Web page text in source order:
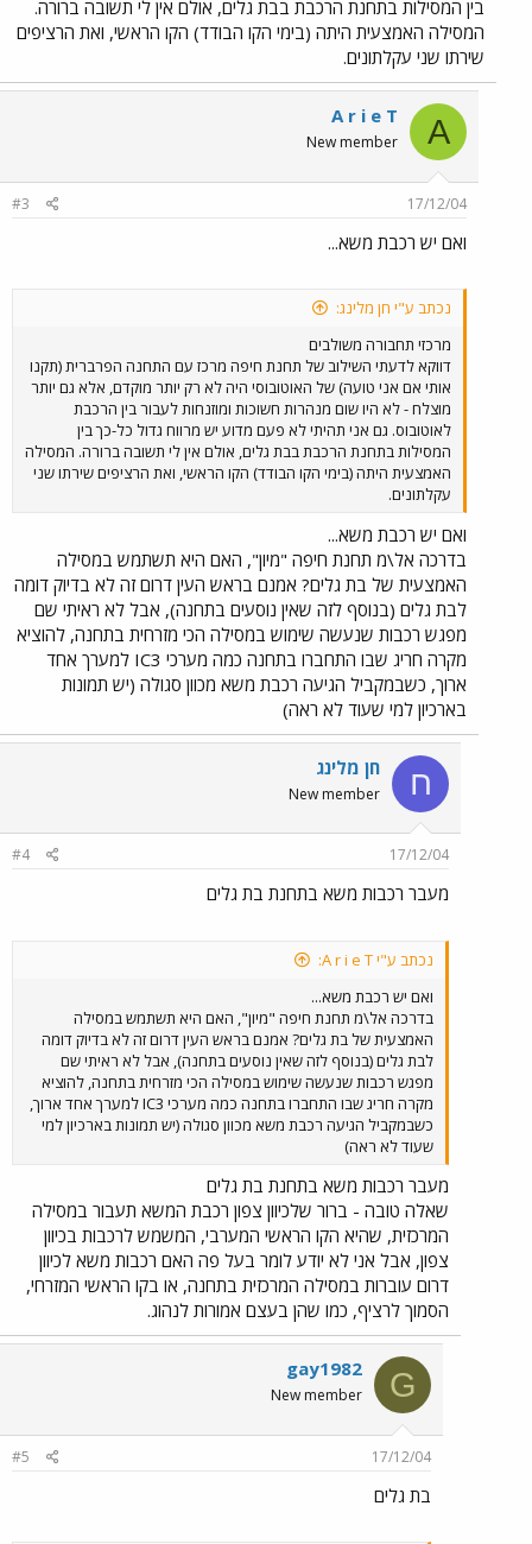
בין המסילות בתחנת הרכבת בבת גלים, אולם אין לי תשובה ברורה.
המסילה האמצעית היתה (בימי הקו הבודד) הקו הראשי, ואת הרציפים
שירתו שני עקלתונים.
A
A r i e T
New member
17/12/04
#3
ואם יש רכבת משא...
נכתב ע"י חן מלינג:
מרכזי תחבורה משולבים
דווקא לדעתי השילוב של תחנת חיפה מרכז עם התחנה הפרברית (תקנו
אותי אם אני טועה) של האוטובוסי היה לא רק יותר מוקדם, אלא גם יותר
מוצלח - לא היו שום מנהרות חשוכות ומוזנחות לעבור בין הרכבת
לאוטובוס. גם אני תהיתי לא פעם מדוע יש מרווח גדול כל-כך בין
המסילות בתחנת הרכבת בבת גלים, אולם אין לי תשובה ברורה. המסילה
האמצעית היתה (בימי הקו הבודד) הקו הראשי, ואת הרציפים שירתו שני
עקלתונים.
ואם יש רכבת משא...
בדרכה אל\מ תחנת חיפה "מיון", האם היא תשתמש במסילה
האמצעית של בת גלים? אמנם בראש העין דרום זה לא בדיוק דומה
לבת גלים (בנוסף לזה שאין נוסעים בתחנה), אבל לא ראיתי שם
מפגש רכבות שנעשה שימוש במסילה הכי מזרחית בתחנה, להוציא
מקרה חריג שבו התחברו בתחנה כמה מערכי IC3 למערך אחד
ארוך, כשבמקביל הגיעה רכבת משא מכוון סגולה (יש תמונות
בארכיון למי שעוד לא ראה)
ח חן מלינג
New member
17/12/04
#4
מעבר רכבות משא בתחנת בת גלים
נכתב ע"י A r i e T:
ואם יש רכבת משא...
בדרכה אל\מ תחנת חיפה "מיון", האם היא תשתמש במסילה
האמצעית של בת גלים? אמנם בראש העין דרום זה לא בדיוק דומה
לבת גלים (בנוסף לזה שאין נוסעים בתחנה), אבל לא ראיתי שם
מפגש רכבות שנעשה שימוש במסילה הכי מזרחית בתחנה, להוציא
מקרה חריג שבו התחברו בתחנה כמה מערכי IC3 למערך אחד ארוך,
כשבמקביל הגיעה רכבת משא מכוון סגולה (יש תמונות בארכיון למי
שעוד לא ראה)
מעבר רכבות משא בתחנת בת גלים
שאלה טובה - ברור שלכיוון צפון רכבת המשא תעבור במסילה
המרכזית, שהיא הקו הראשי המערבי, המשמש לרכבות בכיוון
צפון, אבל אני לא יודע לומר בעל פה האם רכבות משא לכיוון
דרום עוברות במסילה המרכזית בתחנה, או בקו הראשי המזרחי,
הסמוך לרציף, כמו שהן בעצם אמורות לנהוג.
G
gay1982
New member
17/12/04
#5
בת גלים